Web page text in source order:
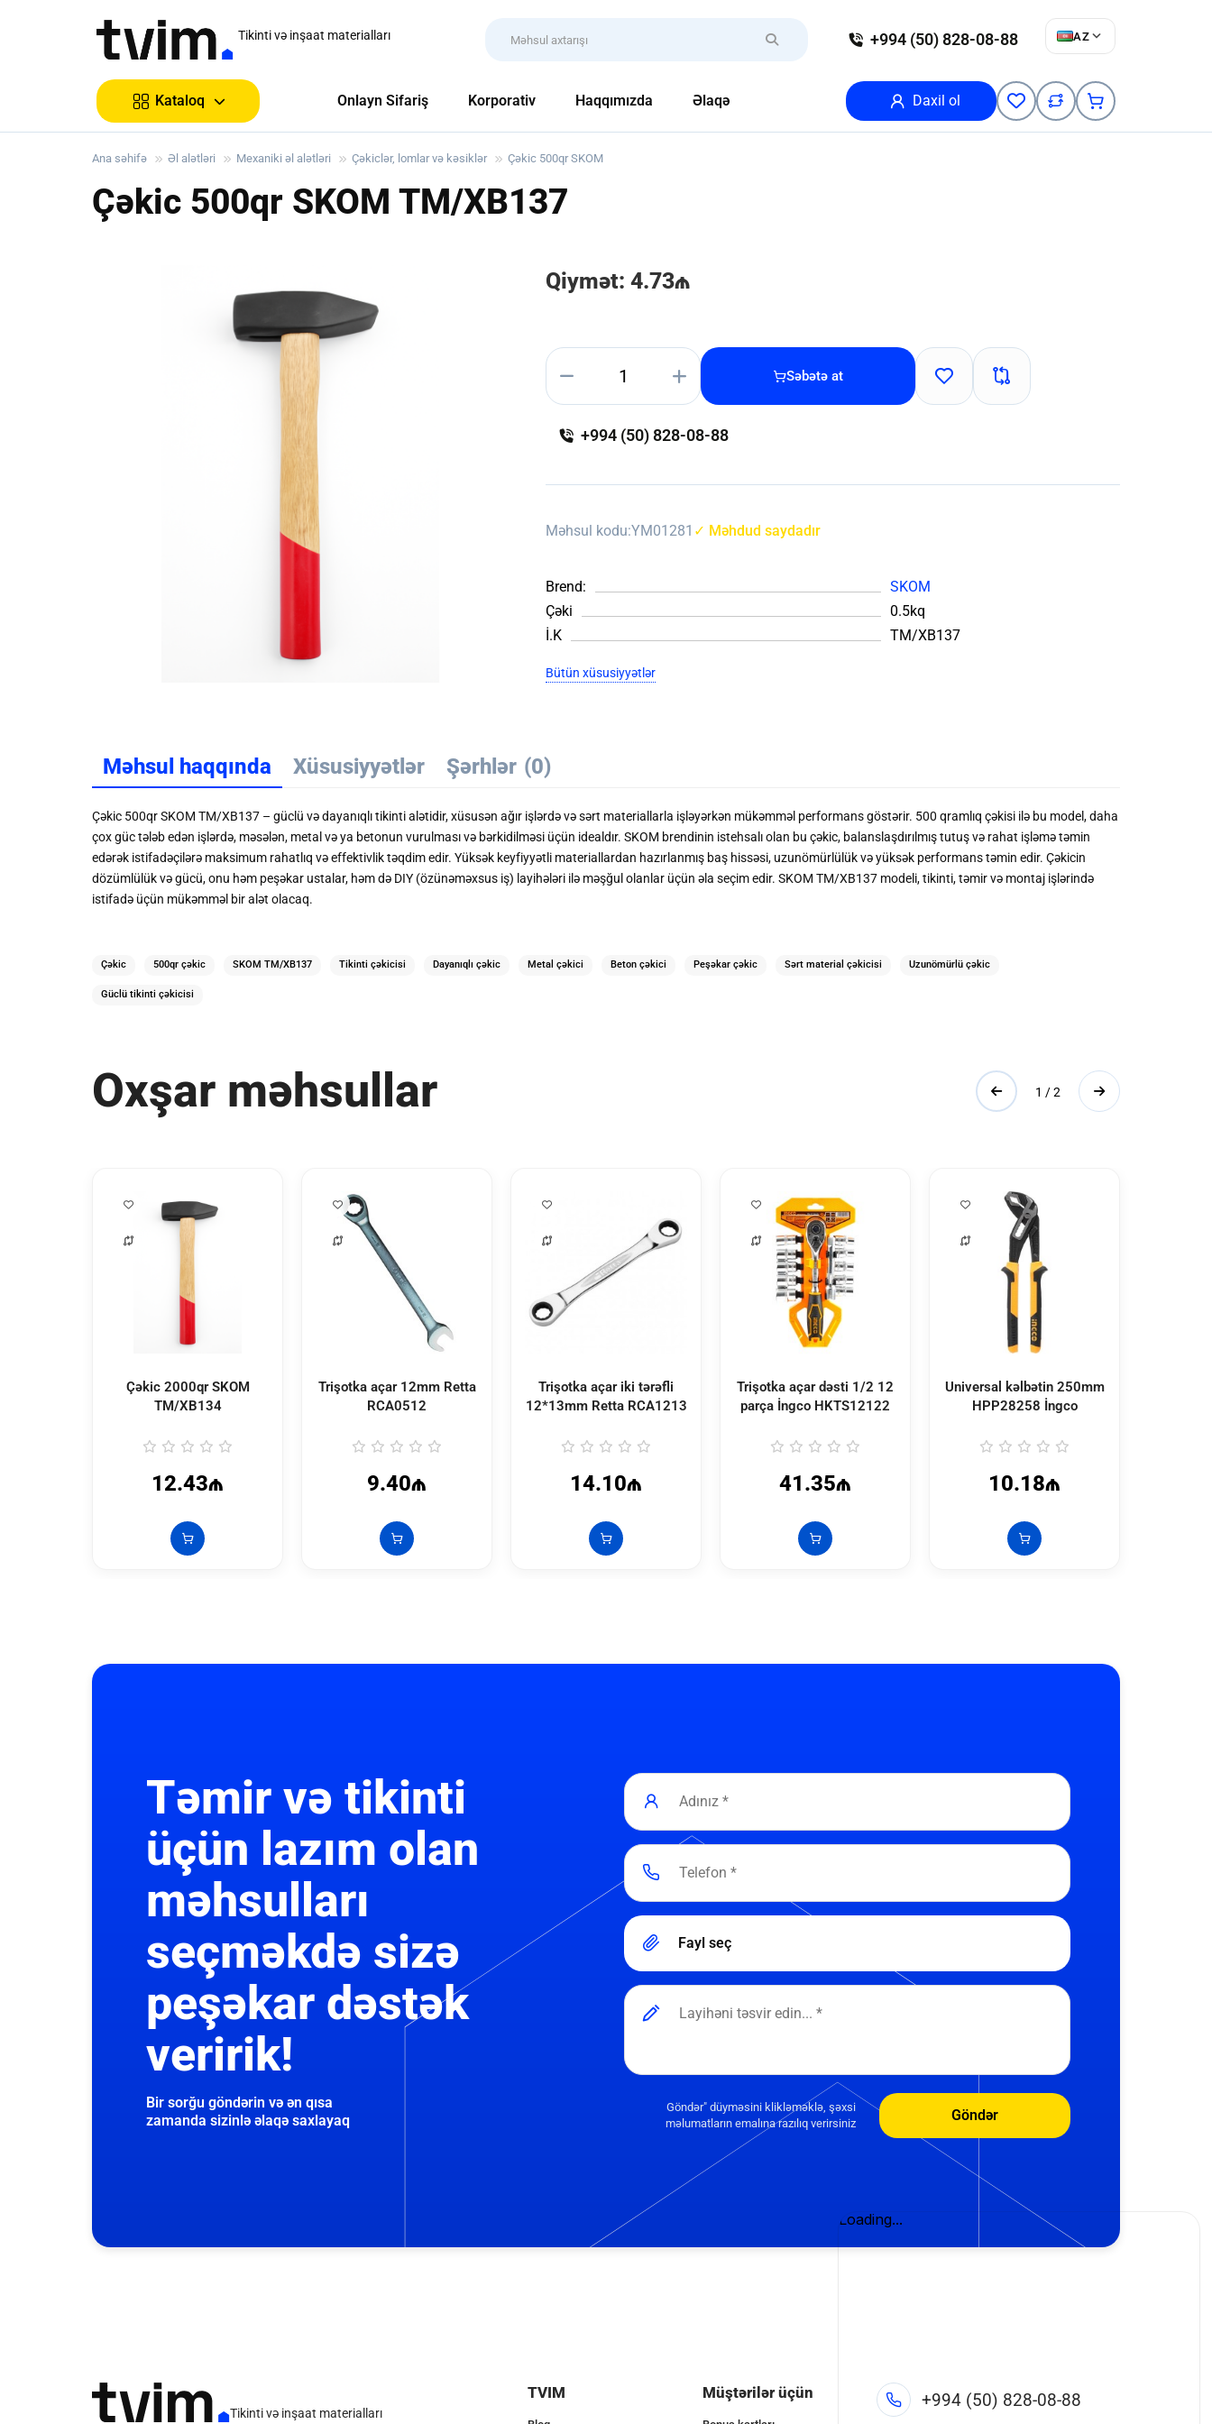
Tikinti və inşaat materialları +994 (50) 828-08-88 AZ
Kataloq Onlayn Sifariş Korporativ Haqqımızda Əlaqə Daxil ol
Ana səhifə Əl alətləri Mexaniki əl alətləri Çəkiclər, lomlar və kəsiklər Çəkic 500qr SKOM
Çəkic 500qr SKOM TM/XB137
Qiymət: 4.73₼
Səbətə at
+994 (50) 828-08-88
Məhsul kodu:YM01281 ✓ Məhdud saydadır
Brend:
SKOM
Çəki
0.5kq
İ.K
TM/XB137
Bütün xüsusiyyətlər
Məhsul haqqında Xüsusiyyətlər Şərhlər (0)
Çəkic 500qr SKOM TM/XB137 – güclü və dayanıqlı tikinti alətidir, xüsusən ağır işlərdə və sərt materiallarla işləyərkən mükəmməl performans göstərir. 500 qramlıq çəkisi ilə bu model, daha
çox güc tələb edən işlərdə, məsələn, metal və ya betonun vurulması və bərkidilməsi üçün idealdır. SKOM brendinin istehsalı olan bu çəkic, balanslaşdırılmış tutuş və rahat işləmə təmin
edərək istifadəçilərə maksimum rahatlıq və effektivlik təqdim edir. Yüksək keyfiyyətli materiallardan hazırlanmış baş hissəsi, uzunömürlülük və yüksək performans təmin edir. Çəkicin
dözümlülük və gücü, onu həm peşəkar ustalar, həm də DIY (özünəməxsus iş) layihələri ilə məşğul olanlar üçün əla seçim edir. SKOM TM/XB137 modeli, tikinti, təmir və montaj işlərində
istifadə üçün mükəmməl bir alət olacaq.
Çəkic 500qr çəkic SKOM TM/XB137 Tikinti çəkicisi Dayanıqlı çəkic Metal çəkici Beton çəkici Peşəkar çəkic Sərt material çəkicisi Uzunömürlü çəkic
Güclü tikinti çəkicisi
Oxşar məhsullar
Çəkic 2000qr SKOM
TM/XB134
12.43₼
Trişotka açar 12mm Retta
RCA0512
9.40₼
Trişotka açar iki tərəfli
12*13mm Retta RCA1213
14.10₼
Trişotka açar dəsti 1/2 12
parça İngco HKTS12122
41.35₼
Universal kəlbətin 250mm
HPP28258 İngco
10.18₼
1 / 2
Təmir və tikinti
üçün lazım olan
məhsulları
seçməkdə sizə
peşəkar dəstək
veririk!
Bir sorğu göndərin və ən qısa
zamanda sizinlə əlaqə saxlayaq
Fayl seç
Göndər" düyməsini klikləməklə, şəxsi
məlumatların emalına razılıq verirsiniz
Göndər
Tikinti və inşaat materialları
TVIM Müştərilər üçün +994 (50) 828-08-88